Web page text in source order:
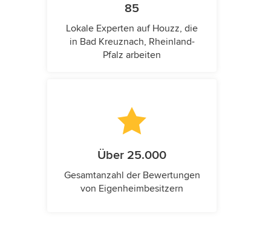
85
Lokale Experten auf Houzz, die
in Bad Kreuznach, Rheinland-
Pfalz arbeiten
Über 25.000
Gesamtanzahl der Bewertungen
von Eigenheimbesitzern